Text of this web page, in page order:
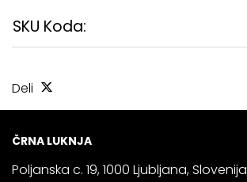
SKU Koda:
Deli
ČRNA LUKNJA
Poljanska c. 19, 1000 Ljubljana, Slovenija